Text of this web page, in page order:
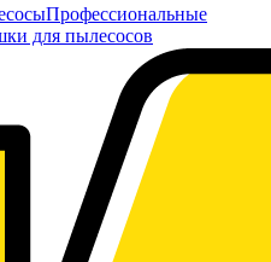
Профессиональные
для пылесосов